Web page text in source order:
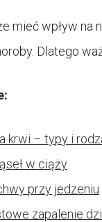
mieć wpływ
Dlatego
krwi – typy i
w ciąży
przy jedzeniu
zapalenie